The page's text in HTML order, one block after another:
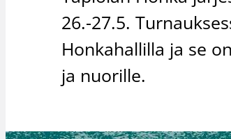
26.-27.5.
Honkahallilla ja se
ja nuorille.